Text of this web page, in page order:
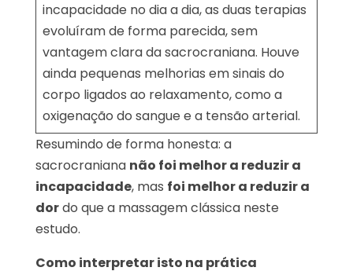
incapacidade no dia a dia, as duas terapias
evoluíram de forma parecida, sem
vantagem clara da sacrocraniana. Houve
ainda pequenas melhorias em sinais do
corpo ligados ao relaxamento, como a
oxigenação do sangue e a tensão arterial.
Resumindo de forma honesta: a
sacrocraniana não foi melhor a reduzir a
incapacidade, mas foi melhor a reduzir a
dordo que a massagem clássica neste
estudo.
Como interpretar isto na prática